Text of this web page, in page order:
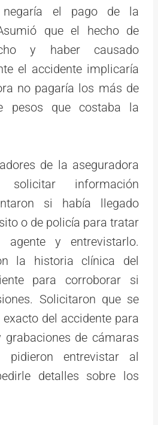
negaría el pago de la
que el hecho de
y haber causado
el accidente implicaría
no pagaría los más de
pesos que costaba la
de la aseguradora
información
si había llegado
o de policía para tratar
y entrevistarlo.
la historia clínica del
para corroborar si
Solicitaron que se
del accidente para
de cámaras
pidieron entrevistar al
detalles sobre los